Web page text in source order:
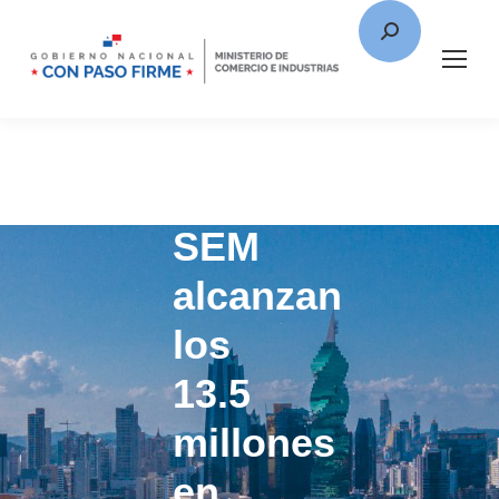
SEM
alcanzan
los
13.5
millones